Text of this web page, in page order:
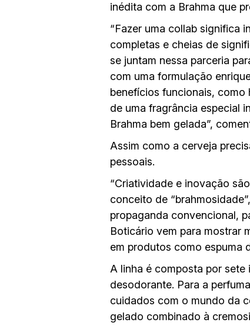
inédita com a Brahma que
“Fazer uma collab significa
completas e cheias de
se juntam nessa parceria
com uma formulação
benefícios funcionais, como
de uma fragrância especial
Brahma bem gelada”,
Assim como a cerveja
pessoais.
“Criatividade e inovação
conceito de
propaganda convencional,
Boticário vem para mostrar
em produtos como espuma
A linha é composta por sete
desodorante. Para a
cuidados com o mundo da
gelado combinado à